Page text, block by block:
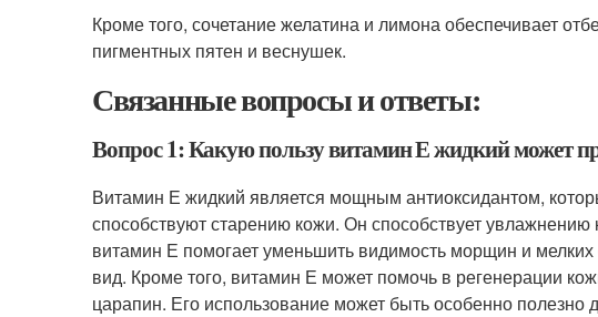
Кроме того, сочетание желатина и лимона обеспечивает
пигментных пятен и веснушек.
Связанные вопросы и ответы:
Вопрос 1: Какую пользу витамин Е жидкий может
Витамин Е жидкий является мощным антиоксидантом,
способствуют старению кожи. Он способствует
витамин Е помогает уменьшить видимость морщин и
вид. Кроме того, витамин Е может помочь в регенерации
царапин. Его использование может быть особенно полезно